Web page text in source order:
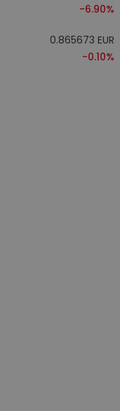
-6.90%
0.865673 EUR
-0.10%